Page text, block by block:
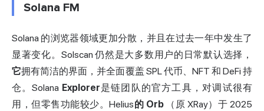
Solana FM
Solana 的浏览器领域更加分散，并且在过去一年中发生了
显著变化。Solscan 仍然是大多数用户的日常默认选择，
它拥有简洁的界面，并全面覆盖 SPL 代币、NFT 和 DeFi 持
仓。Solana Explorer是链团队的官方工具，对调试很有
用，但零售功能较少。Helius的 Orb（原 XRay）于 2025